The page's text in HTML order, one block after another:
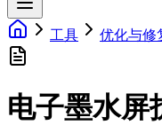
工具 优化与修
电子墨水屏